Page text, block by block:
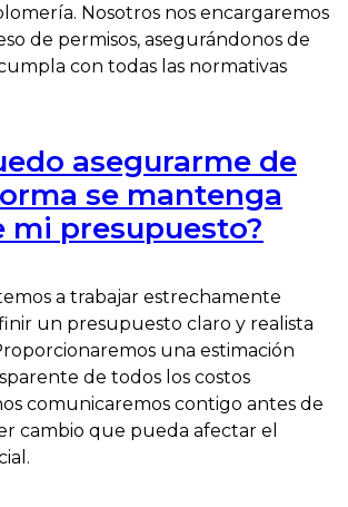
Nosotros nos encargaremos
de permisos, asegurándonos de
con todas las normativas
asegurarme de
se mantenga
mi presupuesto?
a trabajar estrechamente
un presupuesto claro y realista
una estimación
de todos los costos
comunicaremos contigo antes de
cambio que pueda afectar el